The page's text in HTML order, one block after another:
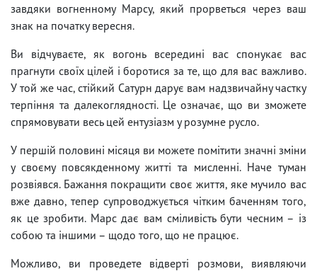
завдяки вогненному Марсу, який прорветься через ваш
знак на початку вересня.
Ви відчуваєте, як вогонь всередині вас спонукає вас
прагнути своїх цілей і боротися за те, що для вас важливо.
У той же час, стійкий Сатурн дарує вам надзвичайну частку
терпіння та далекоглядності. Це означає, що ви зможете
спрямовувати весь цей ентузіазм у розумне русло.
У першій половині місяця ви можете помітити значні зміни
у своєму повсякденному житті та мисленні. Наче туман
розвіявся. Бажання покращити своє життя, яке мучило вас
вже давно, тепер супроводжується чітким баченням того,
як це зробити. Марс дає вам сміливість бути чесним – із
собою та іншими – щодо того, що не працює.
Можливо, ви проведете відверті розмови, виявляючи